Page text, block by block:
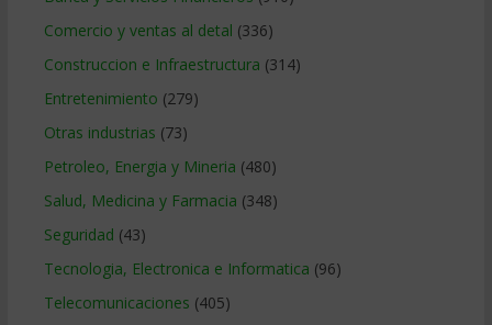
Comercio y ventas al detal (336)
Construccion e Infraestructura (314)
Entretenimiento (279)
Otras industrias (73)
Petroleo, Energia y Mineria (480)
Salud, Medicina y Farmacia (348)
Seguridad (43)
Tecnologia, Electronica e Informatica (96)
Telecomunicaciones (405)